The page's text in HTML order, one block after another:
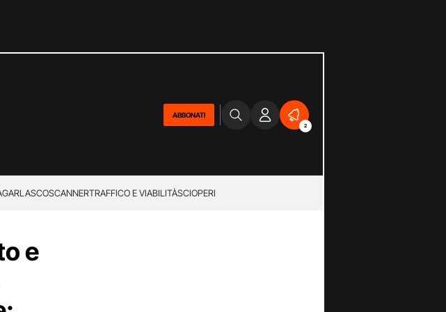
ABBONATI
2
GARLASCOSCANNERTRAFFICO E VIABILITÀSCIOPERI
e